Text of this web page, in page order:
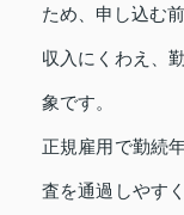
ため、申し込む
収入にくわえ、
象です。
正規雇用で勤続
査を通過しやす